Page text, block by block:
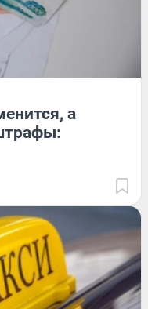
а